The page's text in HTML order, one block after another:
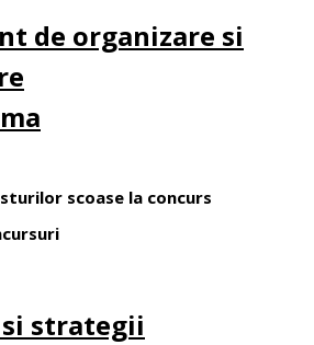
de organizare si
scoase la concurs
strategii